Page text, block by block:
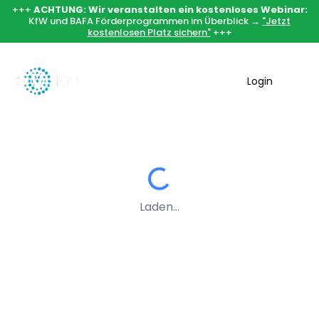
+++ ACHTUNG: Wir veranstalten ein kostenloses Webinar:
KfW und BAFA Förderprogrammen im Überblick → "Jetzt
kostenlosen Platz sichern" +++
Login
Laden...